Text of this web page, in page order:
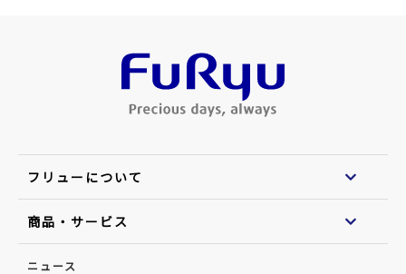
フリューについて
商品・サービス
ニュース